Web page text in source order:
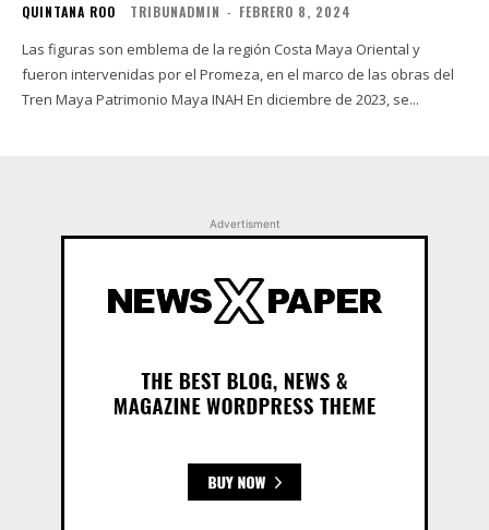
QUINTANA ROO TRIBUNADMIN - FEBRERO 8, 2024
Las figuras son emblema de la región Costa Maya Oriental y
fueron intervenidas por el Promeza, en el marco de las obras del
Tren Maya Patrimonio Maya INAH En diciembre de 2023, se...
Advertisment